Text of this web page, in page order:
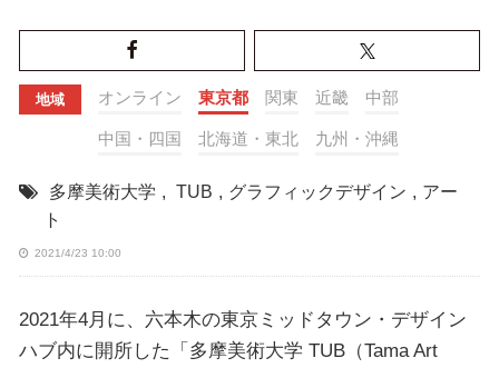
地域 オンライン 東京都 関東 近畿 中部
中国・四国 北海道・東北 九州・沖縄
多摩美術大学 , TUB , グラフィックデザイン , アー
ト
2021/4/23 10:00
2021年4月に、六本木の東京ミッドタウン・デザイン
ハブ内に開所した「多摩美術大学 TUB（Tama Art